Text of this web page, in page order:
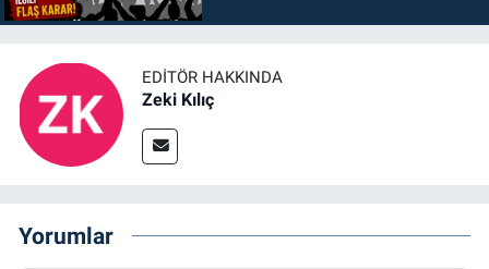
EDITÖR HAKKINDA
Zeki Kılıç
Yorumlar